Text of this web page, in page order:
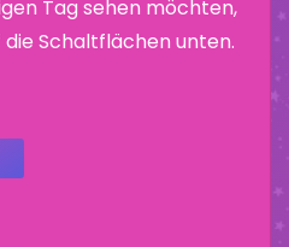
Tag sehen möchten,
Schaltflächen unten.